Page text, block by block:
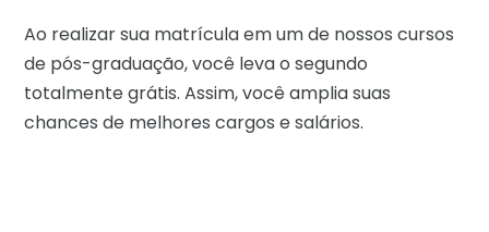
Ao realizar sua matrícula em um de nossos cursos
de pós-graduação, você leva o segundo
totalmente grátis. Assim, você amplia suas
chances de melhores cargos e salários.